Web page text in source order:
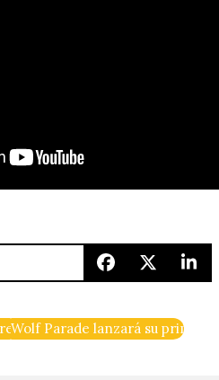
en el vídeo de «Airborne»
Wolf Parade lanzará su primer